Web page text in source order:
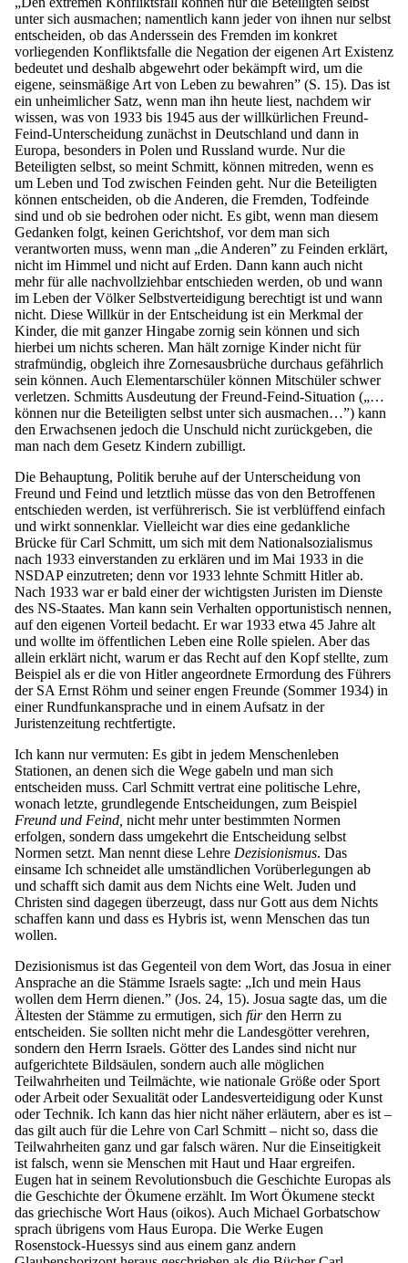
unter sich ausmachen; namentlich kann jeder von ihnen nur selbst
entscheiden, ob das Anderssein des Fremden im konkret
vorliegenden Konfliktsfalle die Negation der eigenen Art Existenz
bedeutet und deshalb abgewehrt oder bekämpft wird, um die
eigene, seinsmäßige Art von Leben zu bewahren” (S. 15). Das ist
ein unheimlicher Satz, wenn man ihn heute liest, nachdem wir
wissen, was von 1933 bis 1945 aus der willkürlichen Freund-
Feind-Unterscheidung zunächst in Deutschland und dann in
Europa, besonders in Polen und Russland wurde. Nur die
Beteiligten selbst, so meint Schmitt, können mitreden, wenn es
um Leben und Tod zwischen Feinden geht. Nur die Beteiligten
können entscheiden, ob die Anderen, die Fremden, Todfeinde
sind und ob sie bedrohen oder nicht. Es gibt, wenn man diesem
Gedanken folgt, keinen Gerichtshof, vor dem man sich
verantworten muss, wenn man „die Anderen” zu Feinden erklärt,
nicht im Himmel und nicht auf Erden. Dann kann auch nicht
mehr für alle nachvollziehbar entschieden werden, ob und wann
im Leben der Völker Selbstverteidigung berechtigt ist und wann
nicht. Diese Willkür in der Entscheidung ist ein Merkmal der
Kinder, die mit ganzer Hingabe zornig sein können und sich
hierbei um nichts scheren. Man hält zornige Kinder nicht für
strafmündig, obgleich ihre Zornesausbrüche durchaus gefährlich
sein können. Auch Elementarschüler können Mitschüler schwer
verletzen. Schmitts Ausdeutung der Freund-Feind-Situation („…
können nur die Beteiligten selbst unter sich ausmachen…”) kann
den Erwachsenen jedoch die Unschuld nicht zurückgeben, die
man nach dem Gesetz Kindern zubilligt.
Die Behauptung, Politik beruhe auf der Unterscheidung von
Freund und Feind und letztlich müsse das von den Betroffenen
entschieden werden, ist verführerisch. Sie ist verblüffend einfach
und wirkt sonnenklar. Vielleicht war dies eine gedankliche
Brücke für Carl Schmitt, um sich mit dem Nationalsozialismus
nach 1933 einverstanden zu erklären und im Mai 1933 in die
NSDAP einzutreten; denn vor 1933 lehnte Schmitt Hitler ab.
Nach 1933 war er bald einer der wichtigsten Juristen im Dienste
des NS-Staates. Man kann sein Verhalten opportunistisch nennen,
auf den eigenen Vorteil bedacht. Er war 1933 etwa 45 Jahre alt
und wollte im öffentlichen Leben eine Rolle spielen. Aber das
allein erklärt nicht, warum er das Recht auf den Kopf stellte, zum
Beispiel als er die von Hitler angeordnete Ermordung des Führers
der SA Ernst Röhm und seiner engen Freunde (Sommer 1934) in
einer Rundfunkansprache und in einem Aufsatz in der
Juristenzeitung rechtfertigte.
Ich kann nur vermuten: Es gibt in jedem Menschenleben
Stationen, an denen sich die Wege gabeln und man sich
entscheiden muss. Carl Schmitt vertrat eine politische Lehre,
wonach letzte, grundlegende Entscheidungen, zum Beispiel
Freund und Feind, nicht mehr unter bestimmten Normen
erfolgen, sondern dass umgekehrt die Entscheidung selbst
Normen setzt. Man nennt diese Lehre Dezisionismus. Das
einsame Ich schneidet alle umständlichen Vorüberlegungen ab
und schafft sich damit aus dem Nichts eine Welt. Juden und
Christen sind dagegen überzeugt, dass nur Gott aus dem Nichts
schaffen kann und dass es Hybris ist, wenn Menschen das tun
wollen.
Dezisionismus ist das Gegenteil von dem Wort, das Josua in einer
Ansprache an die Stämme Israels sagte: „Ich und mein Haus
wollen dem Herrn dienen.” (Jos. 24, 15). Josua sagte das, um die
Ältesten der Stämme zu ermutigen, sich fürden Herrn zu
entscheiden. Sie sollten nicht mehr die Landesgötter verehren,
sondern den Herrn Israels. Götter des Landes sind nicht nur
aufgerichtete Bildsäulen, sondern auch alle möglichen
Teilwahrheiten und Teilmächte, wie nationale Größe oder Sport
oder Arbeit oder Sexualität oder Landesverteidigung oder Kunst
oder Technik. Ich kann das hier nicht näher erläutern, aber es ist –
das gilt auch für die Lehre von Carl Schmitt – nicht so, dass die
Teilwahrheiten ganz und gar falsch wären. Nur die Einseitigkeit
ist falsch, wenn sie Menschen mit Haut und Haar ergreifen.
Eugen hat in seinem Revolutionsbuch die Geschichte Europas als
die Geschichte der Ökumene erzählt. Im Wort Ökumene steckt
das griechische Wort Haus (oikos). Auch Michael Gorbatschow
sprach übrigens vom Haus Europa. Die Werke Eugen
Rosenstock-Huessys sind aus einem ganz andern